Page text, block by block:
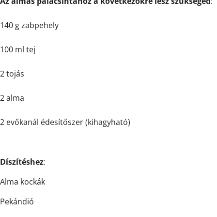
140 g zabpehely
100 ml tej
2 tojás
2 alma
2 evőkanál édesítőszer (kihagyható)
Díszítéshez:
Alma kockák
Pekándió